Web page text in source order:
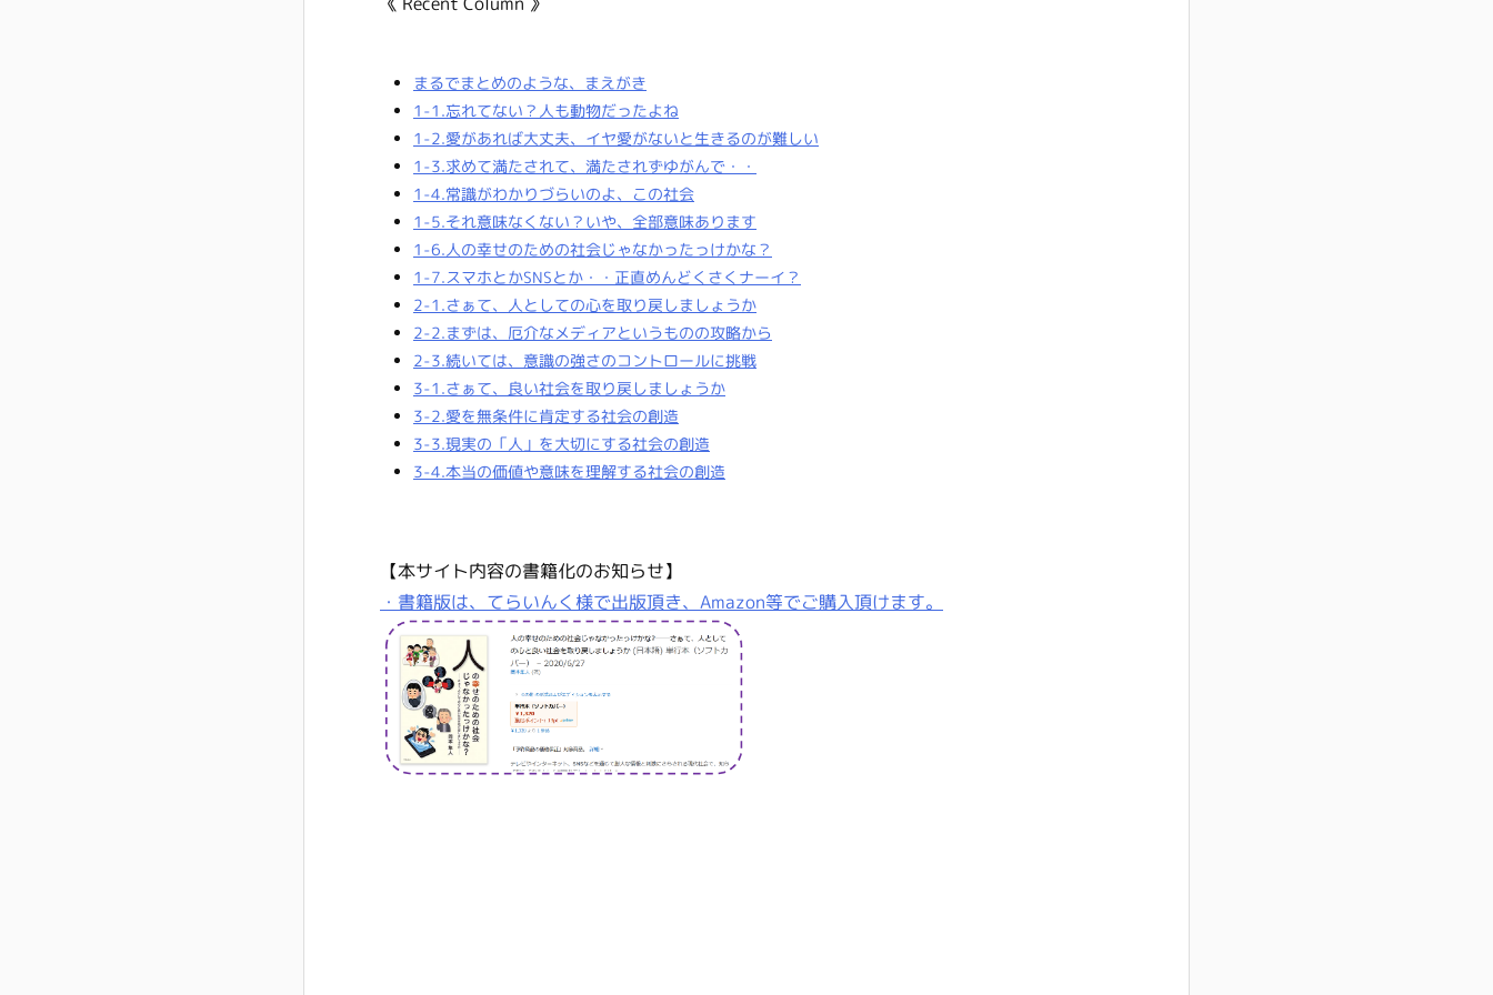
まるでまとめのような、まえがき
1-1.忘れてない？人も動物だったよね
1-2.愛があれば大丈夫、イヤ愛がないと生きるのが難しい
1-3.求めて満たされて、満たされずゆがんで・・
1-4.常識がわかりづらいのよ、この社会
1-5.それ意味なくない？いや、全部意味あります
1-6.人の幸せのための社会じゃなかったっけかな？
1-7.スマホとかSNSとか・・正直めんどくさくナーイ？
2-1.さぁて、人としての心を取り戻しましょうか
2-2.まずは、厄介なメディアというものの攻略から
2-3.続いては、意識の強さのコントロールに挑戦
3-1.さぁて、良い社会を取り戻しましょうか
3-2.愛を無条件に肯定する社会の創造
3-3.現実の「人」を大切にする社会の創造
3-4.本当の価値や意味を理解する社会の創造
【本サイト内容の書籍化のお知らせ】
・書籍版は、てらいんく様で出版頂き、Amazon等でご購入頂けます。